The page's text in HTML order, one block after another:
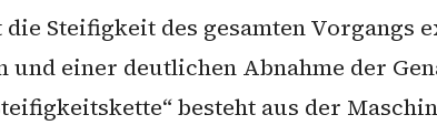
die Steifigkeit des gesamten
einer deutlichen Abnahme der
besteht aus der